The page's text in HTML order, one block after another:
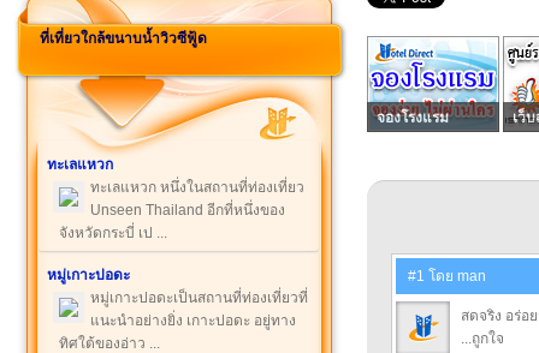
ที่เที่ยวใกล้ขนาบน้ำวิวซีฟู้ด
ทะเลแหวก
ทะเลแหวก หนึ่งในสถานที่ท่องเที่ยว
Unseen Thailand อีกที่หนึ่งของ
จังหวัดกระบี่ เป ...
หมู่เกาะปอดะ
หมู่เกาะปอดะเป็นสถานที่ท่องเที่ยวที่
แนะนำอย่างยิ่ง เกาะปอดะ อยู่ทาง
ทิศใต้ของอ่าว ...
จองโรงแรม เว็บ
#1 โดย man
สดจริง อร่อ
...ถูกใจ